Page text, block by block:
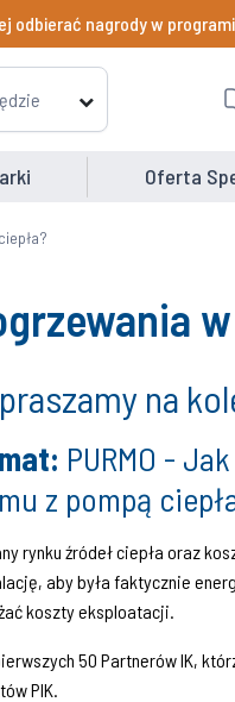
odbierać nagrody w
Oferta
na
PURMO -
z pompą
rynku źródeł ciepła oraz
aby była faktycznie
koszty eksploatacji.
50 Partnerów IK,
PIK.